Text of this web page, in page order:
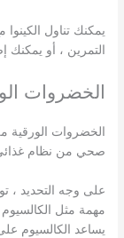
يمكنك تناول الكينوا
التمرين ، أو
الخضروات
الخضروات الورقية
صحي من نظام غذائي
على وجه التحديد ،
مهمة مثل
يساعد الكالسيوم